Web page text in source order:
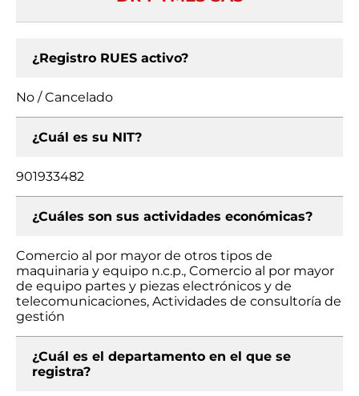
¿Registro RUES activo?
No / Cancelado
¿Cuál es su NIT?
901933482
¿Cuáles son sus actividades económicas?
Comercio al por mayor de otros tipos de
maquinaria y equipo n.c.p., Comercio al por mayor
de equipo partes y piezas electrónicos y de
telecomunicaciones, Actividades de consultoría de
gestión
¿Cuál es el departamento en el que se
registra?